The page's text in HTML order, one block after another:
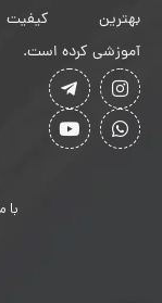
بهترین کیفیت
آموزشی کرده است.
با